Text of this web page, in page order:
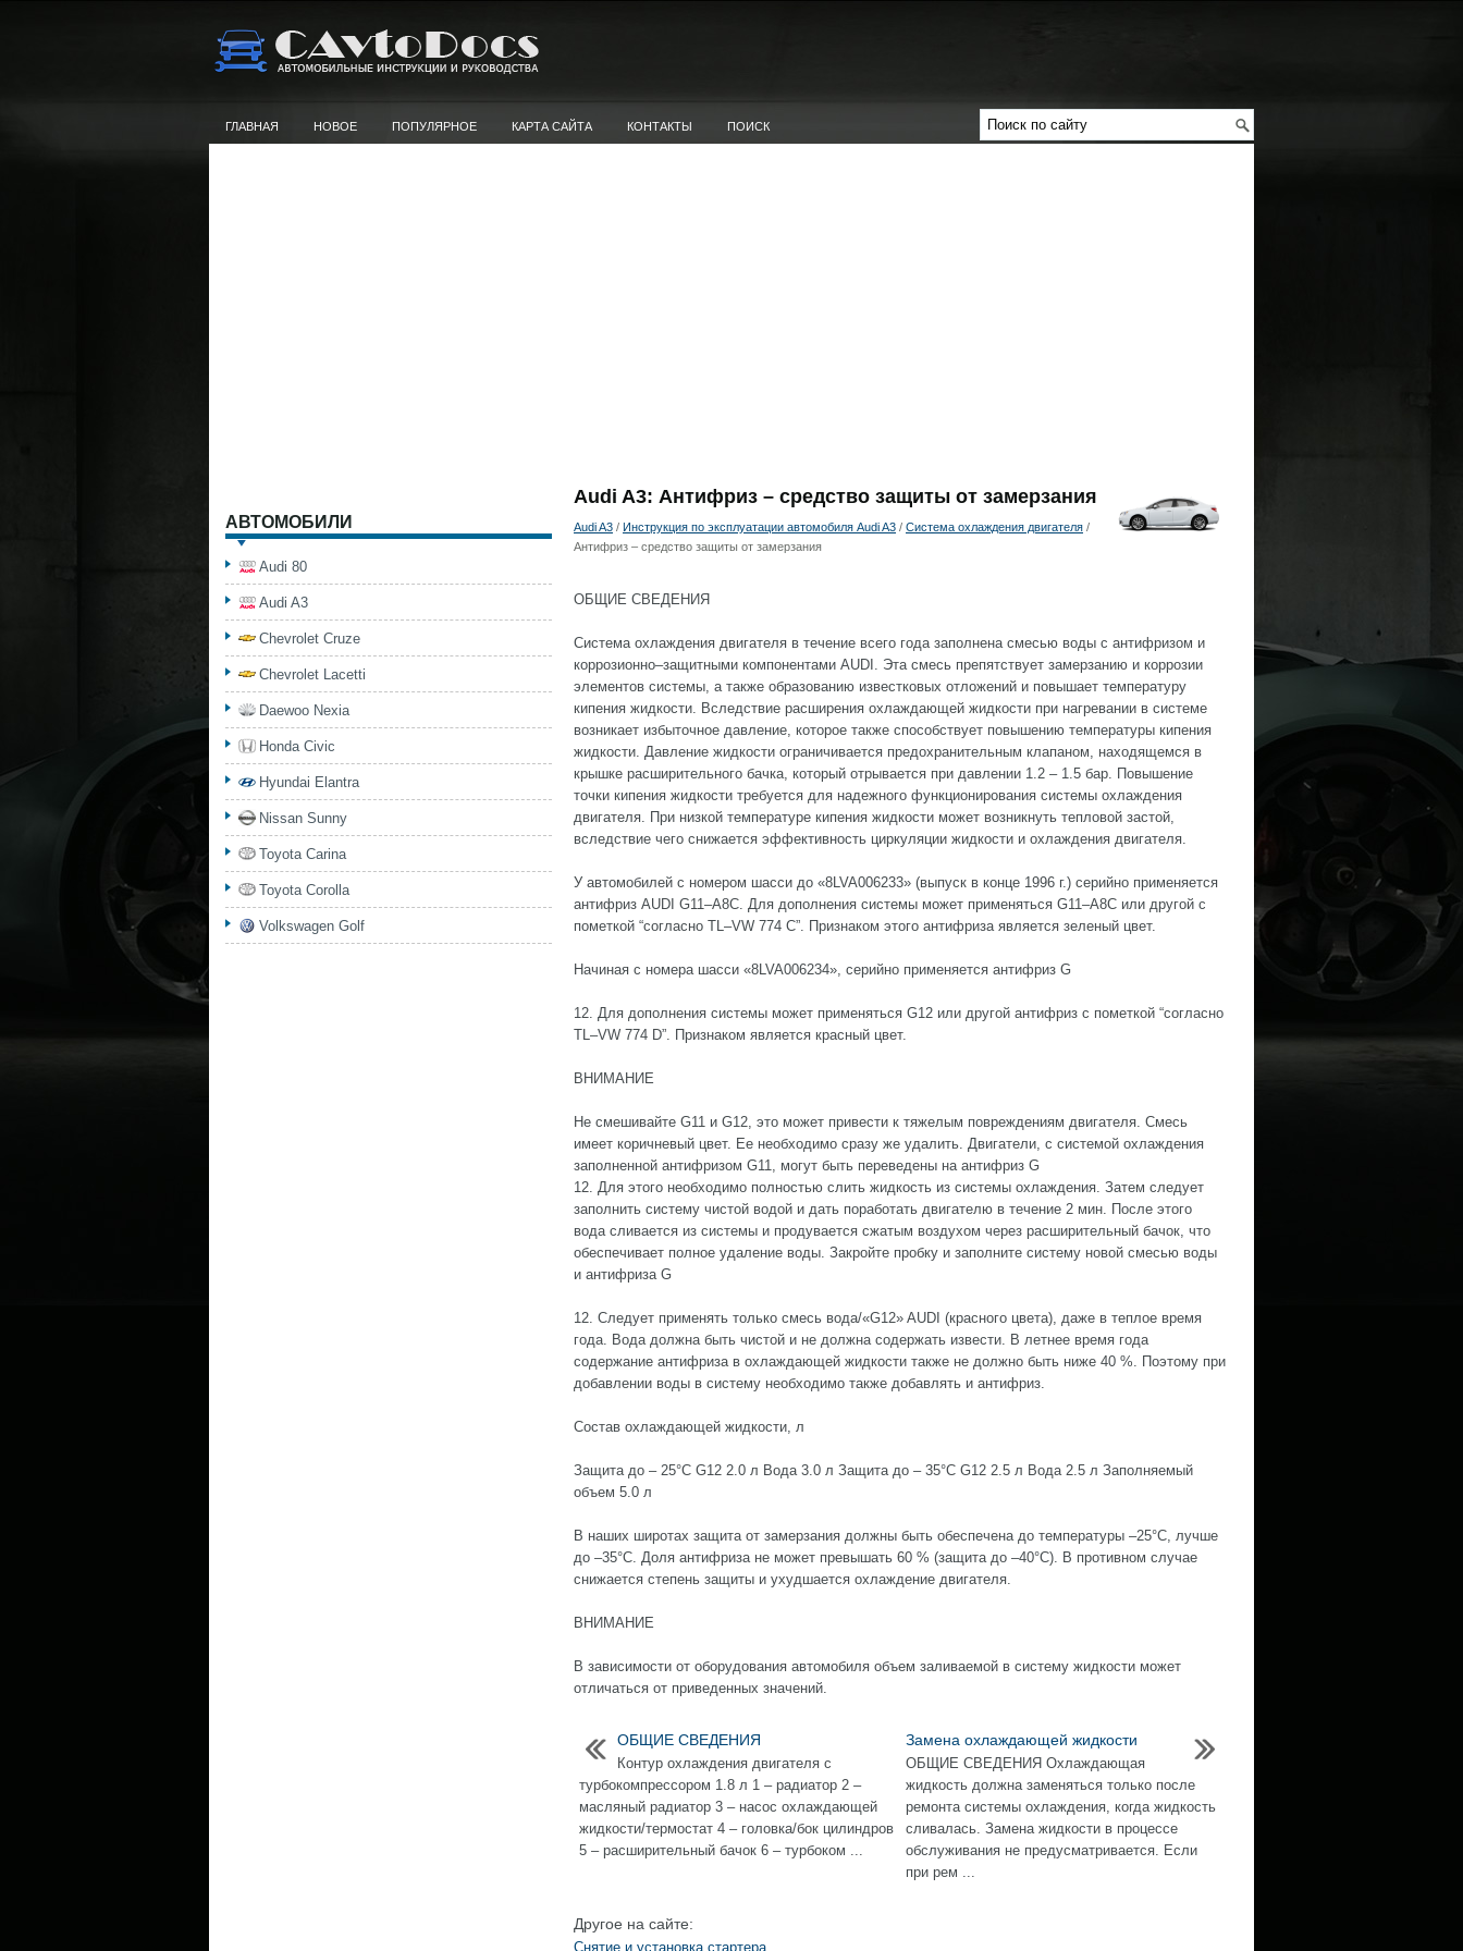
ГЛАВНАЯ НОВОЕ ПОПУЛЯРНОЕ КАРТА САЙТА КОНТАКТЫ ПОИСК
Audi A3: Антифриз – средство защиты от замерзания
Audi A3 / Инструкция по эксплуатации автомобиля Audi A3 / Система охлаждения двигателя /
Антифриз – средство защиты от замерзания
ОБЩИЕ СВЕДЕНИЯ
Система охлаждения двигателя в течение всего года заполнена смесью воды с антифризом и
коррозионно–защитными компонентами AUDI. Эта смесь препятствует замерзанию и коррозии
элементов системы, а также образованию известковых отложений и повышает температуру
кипения жидкости. Вследствие расширения охлаждающей жидкости при нагревании в системе
возникает избыточное давление, которое также способствует повышению температуры кипения
жидкости. Давление жидкости ограничивается предохранительным клапаном, находящемся в
крышке расширительного бачка, который отрывается при давлении 1.2 – 1.5 бар. Повышение
точки кипения жидкости требуется для надежного функционирования системы охлаждения
двигателя. При низкой температуре кипения жидкости может возникнуть тепловой застой,
вследствие чего снижается эффективность циркуляции жидкости и охлаждения двигателя.
У автомобилей с номером шасси до «8LVA006233» (выпуск в конце 1996 г.) серийно применяется
антифриз AUDI G11–A8C. Для дополнения системы может применяться G11–A8C или другой с
пометкой “согласно TL–VW 774 C”. Признаком этого антифриза является зеленый цвет.
Начиная с номера шасси «8LVA006234», серийно применяется антифриз G
12. Для дополнения системы может применяться G12 или другой антифриз с пометкой “согласно
TL–VW 774 D”. Признаком является красный цвет.
ВНИМАНИЕ
Не смешивайте G11 и G12, это может привести к тяжелым повреждениям двигателя. Смесь
имеет коричневый цвет. Ее необходимо сразу же удалить. Двигатели, с системой охлаждения
заполненной антифризом G11, могут быть переведены на антифриз G
12. Для этого необходимо полностью слить жидкость из системы охлаждения. Затем следует
заполнить систему чистой водой и дать поработать двигателю в течение 2 мин. После этого
вода сливается из системы и продувается сжатым воздухом через расширительный бачок, что
обеспечивает полное удаление воды. Закройте пробку и заполните систему новой смесью воды
и антифриза G
12. Следует применять только смесь вода/«G12» AUDI (красного цвета), даже в теплое время
года. Вода должна быть чистой и не должна содержать извести. В летнее время года
содержание антифриза в охлаждающей жидкости также не должно быть ниже 40 %. Поэтому при
добавлении воды в систему необходимо также добавлять и антифриз.
Состав охлаждающей жидкости, л
Защита до – 25°С G12 2.0 л Вода 3.0 л Защита до – 35°С G12 2.5 л Вода 2.5 л Заполняемый
объем 5.0 л
В наших широтах защита от замерзания должны быть обеспечена до температуры –25°С, лучше
до –35°С. Доля антифриза не может превышать 60 % (защита до –40°С). В противном случае
снижается степень защиты и ухудшается охлаждение двигателя.
ВНИМАНИЕ
В зависимости от оборудования автомобиля объем заливаемой в систему жидкости может
отличаться от приведенных значений.
ОБЩИЕ СВЕДЕНИЯ
Контур охлаждения двигателя с
турбокомпрессором 1.8 л 1 – радиатор 2 –
масляный радиатор 3 – насос охлаждающей
жидкости/термостат 4 – головка/бок цилиндров
5 – расширительный бачок 6 – турбоком ...
Замена охлаждающей жидкости
ОБЩИЕ СВЕДЕНИЯ Охлаждающая
жидкость должна заменяться только после
ремонта системы охлаждения, когда жидкость
сливалась. Замена жидкости в процессе
обслуживания не предусматривается. Если
при рем ...
Другое на сайте:
Снятие и установка стартера
АВТОМОБИЛИ
Audi 80
Audi A3
Chevrolet Cruze
Chevrolet Lacetti
Daewoo Nexia
Honda Civic
Hyundai Elantra
Nissan Sunny
Toyota Carina
Toyota Corolla
Volkswagen Golf